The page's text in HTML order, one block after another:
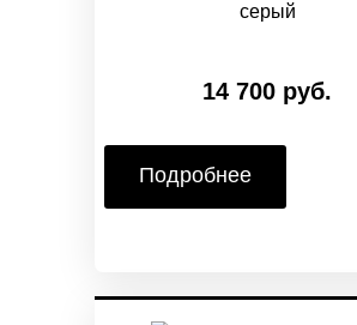
серый
14 700 руб.
Подробнее